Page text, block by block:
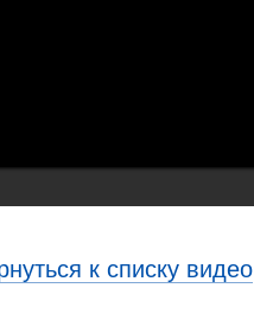
к списку видео